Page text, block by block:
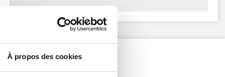
À propos des cookies